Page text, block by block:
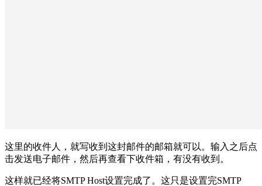
这里的收件人，就写收到这封邮件的邮箱就可以。输入之后点
击发送电子邮件，然后再查看下收件箱，有没有收到。
这样就已经将SMTP Host设置完成了。这只是设置完SMTP